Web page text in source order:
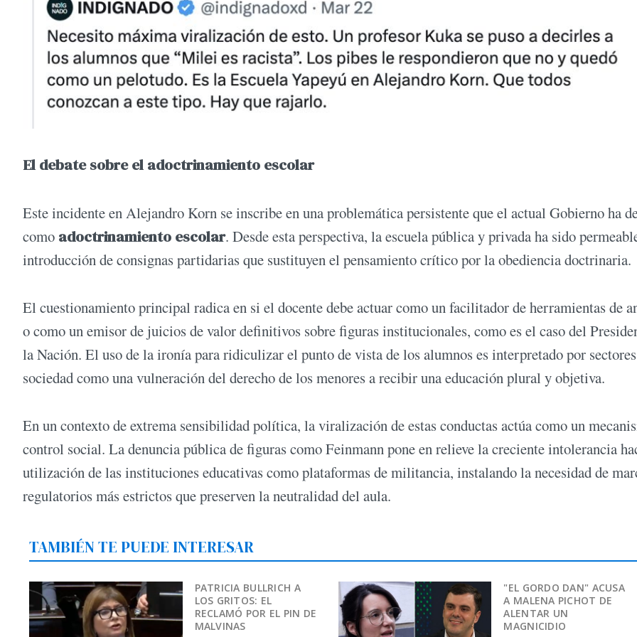
El debate sobre el adoctrinamiento escolar
Este incidente en Alejandro Korn se inscribe en una problemática persistente que el actual Gobierno ha
como adoctrinamiento escolar. Desde esta perspectiva, la escuela pública y privada ha sido
introducción de consignas partidarias que sustituyen el pensamiento crítico por la obediencia doctrinaria.
El cuestionamiento principal radica en si el docente debe actuar como un facilitador de herramientas de
o como un emisor de juicios de valor definitivos sobre figuras institucionales, como es el caso del
la Nación. El uso de la ironía para ridiculizar el punto de vista de los alumnos es interpretado por
sociedad como una vulneración del derecho de los menores a recibir una educación plural y objetiva.
En un contexto de extrema sensibilidad política, la viralización de estas conductas actúa como un
control social. La denuncia pública de figuras como Feinmann pone en relieve la creciente intolerancia
utilización de las instituciones educativas como plataformas de militancia, instalando la necesidad de
regulatorios más estrictos que preserven la neutralidad del aula.
TAMBIÉN TE PUEDE INTERESAR
PATRICIA BULLRICH A
LOS GRITOS: EL
RECLAMÓ POR EL PIN DE
MALVINAS
"EL GORDO DAN" ACUSA
A MALENA PICHOT DE
ALENTAR UN
MAGNICIDIO